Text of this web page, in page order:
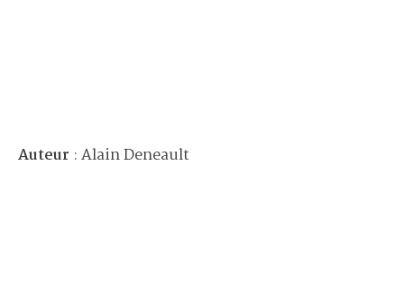
Auteur : Alain Deneault